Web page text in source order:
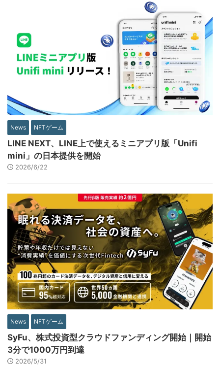
News NFTゲーム
LINE NEXT、LINE上で使えるミニアプリ版「Unifi
mini」の日本提供を開始
2026/6/22
News NFTゲーム
SyFu、株式投資型クラウドファンディング開始｜開始
3分で1000万円到達
2026/5/31